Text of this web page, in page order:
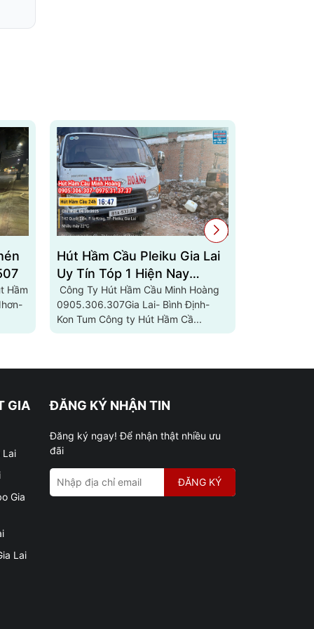
Hầm
Hút Hầm Cầu Pleiku Gia Lai
Uy Tín Tóp 1 Hiện Nay
0703808181
Công Ty Hút Hầm Cầu Minh Hoàng
0905.306.307Gia Lai- Bình Định-
Kon Tum Công ty Hút Hầm Cầ...
GIA
Lai
Gia
Lai
ĐĂNG KÝ NHẬN TIN
Đăng ký ngay! Để nhận thật nhiều ưu
đãi
ĐĂNG KÝ